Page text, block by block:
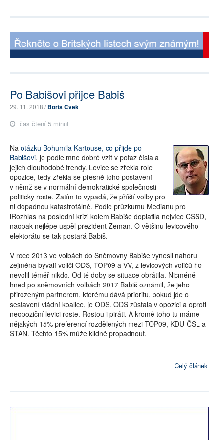
Po Babišovi přijde Babiš
29. 11. 2018 /Boris Cvek
čas čtení 5 minut
Na otázku Bohumila Kartouse, co přijde po
Babišovi, je podle mne dobré vzít v potaz čísla a
jejich dlouhodobé trendy. Levice se zřekla role
opozice, tedy zřekla se přesně toho postavení,
v němž se v normální demokratické společnosti
politicky roste. Zatím to vypadá, že příští volby pro
ni dopadnou katastrofálně. Podle průzkumu Medianu pro
iRozhlas na poslední krizi kolem Babiše doplatila nejvíce ČSSD,
naopak nejlépe uspěl prezident Zeman. O většinu levicového
elektorátu se tak postará Babiš.
V roce 2013 ve volbách do Sněmovny Babiše vynesli nahoru
zejména bývalí voliči ODS, TOP09 a VV, z levicových voličů ho
nevolil téměř nikdo. Od té doby se situace obrátila. Nicméně
hned po sněmovních volbách 2017 Babiš oznámil, že jeho
přirozeným partnerem, kterému dává prioritu, pokud jde o
sestavení vládní koalice, je ODS. ODS zůstala v opozici a oproti
neopoziční levici roste. Rostou i piráti. A kromě toho tu máme
nějakých 15% preferencí rozdělených mezi TOP09, KDU-ČSL a
STAN. Těchto 15% může klidně propadnout.
Celý článek